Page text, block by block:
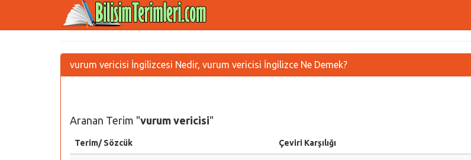
vurum vericisi İngilizcesi Nedir, vurum vericisi İngilizce Ne Demek?
Aranan Terim "vurum vericisi"
Terim/ Sözcük Çeviri Karşılığı